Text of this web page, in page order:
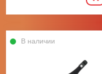
В наличии